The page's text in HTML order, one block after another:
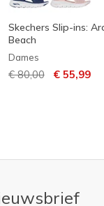
Skechers Slip-ins:
Beach
Dames
Prijs verlaagd van
€ 80,00naar
€ 55,99